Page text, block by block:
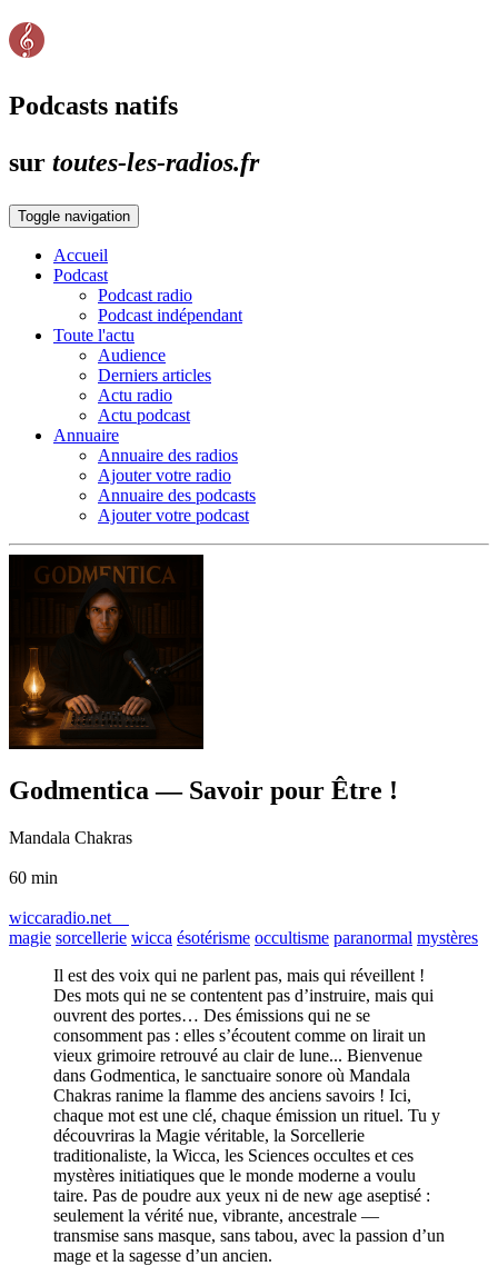
Podcasts natifs
sur toutes-les-radios.fr
Toggle navigation
Accueil
Podcast
Podcast radio
Podcast indépendant
Toute l'actu
Audience
Derniers articles
Actu radio
Actu podcast
Annuaire
Annuaire des radios
Ajouter votre radio
Annuaire des podcasts
Ajouter votre podcast
Godmentica — Savoir pour Être !
Mandala Chakras
60 min
wiccaradio.net
magie sorcellerie wicca ésotérisme occultisme paranormal mystères
Il est des voix qui ne parlent pas, mais qui réveillent !
Des mots qui ne se contentent pas d’instruire, mais qui
ouvrent des portes… Des émissions qui ne se
consomment pas : elles s’écoutent comme on lirait un
vieux grimoire retrouvé au clair de lune... Bienvenue
dans Godmentica, le sanctuaire sonore où Mandala
Chakras ranime la flamme des anciens savoirs ! Ici,
chaque mot est une clé, chaque émission un rituel. Tu y
découvriras la Magie véritable, la Sorcellerie
traditionaliste, la Wicca, les Sciences occultes et ces
mystères initiatiques que le monde moderne a voulu
taire. Pas de poudre aux yeux ni de new age aseptisé :
seulement la vérité nue, vibrante, ancestrale —
transmise sans masque, sans tabou, avec la passion d’un
mage et la sagesse d’un ancien.